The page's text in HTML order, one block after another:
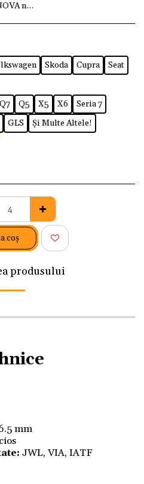
ne dorim ca fiecare
Skoda Cupra
Seat
Q7 Q5 X5 X6
Seria 7
GLS
Și Multe Altele!
coş
produsului
mm
JWL, VIA, IATF